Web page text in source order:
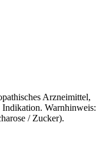
Arzneimittel,
Indikation. Warnhinweis:
/ Zucker).